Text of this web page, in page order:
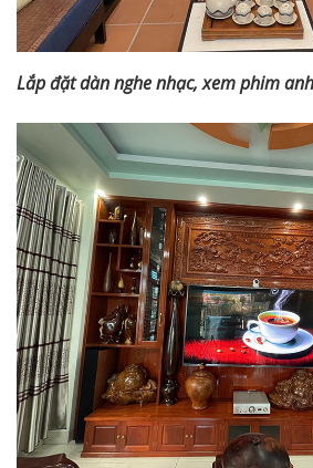
Lắp đặt dàn nghe nhạc, xem phim